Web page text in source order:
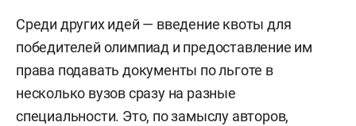
Среди других идей — введение квоты для
победителей олимпиад и предоставление им
права подавать документы по льготе в
несколько вузов сразу на разные
специальности. Это, по замыслу авторов,